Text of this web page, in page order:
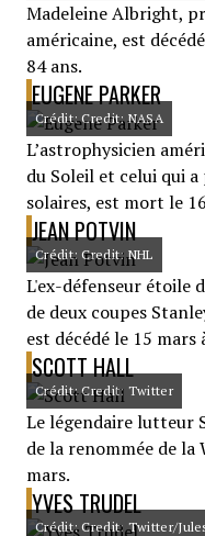
Madeleine Albright,
américaine, est
84 ans.
EUGENE PARKER
Crédit: Credit: NASA
L’astrophysicien
du Soleil et celui qui a
solaires, est mort le
JEAN POTVIN
Crédit: Credit: NHL
L'ex-défenseur étoile
de deux coupes
est décédé le 15 mars
SCOTT HALL
Crédit: Credit: Twitter
Le légendaire lutteur
de la renommée de la
mars.
YVES TRUDEL
Crédit: Credit: Twitter/